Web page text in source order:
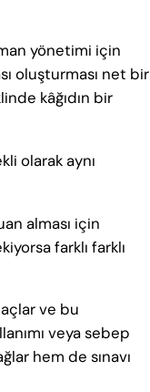
yönetimi için
oluşturması net bir
kâğıdın bir
olarak aynı
alması için
farklı farklı
ve bu
veya sebep
hem de sınavı